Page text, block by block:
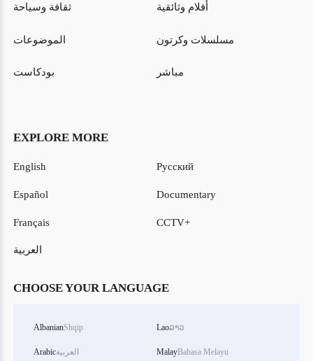
ثقافة وسياحة أفلام وثائقية
الموضوعات مسلسلات وكرتون
بودكاست مباشر
EXPLORE MORE
English
Español
Français
العربية
Русский
Documentary
CCTV+
CHOOSE YOUR LANGUAGE
AlbanianShqip
Arabicالعربية
Laoລາວ
MalayBahasa Melayu